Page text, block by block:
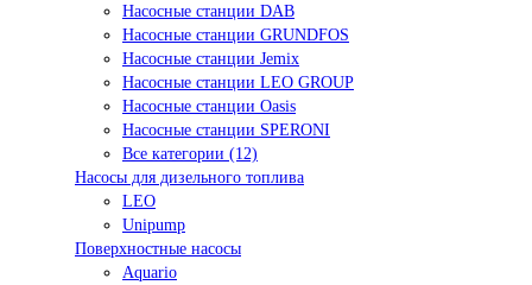
Насосные станции DAB
Насосные станции GRUNDFOS
Насосные станции Jemix
Насосные станции LEO GROUP
Насосные станции Oasis
Насосные станции SPERONI
Все категории (12)
Насосы для дизельного топлива
LEO
Unipump
Поверхностные насосы
Aquario